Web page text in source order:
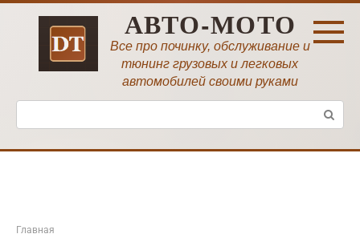
Перейти
АВТО-МОТО
Все про починку, обслуживание и
тюнинг грузовых и легковых
автомобилей своими руками
Поиск:
Главная